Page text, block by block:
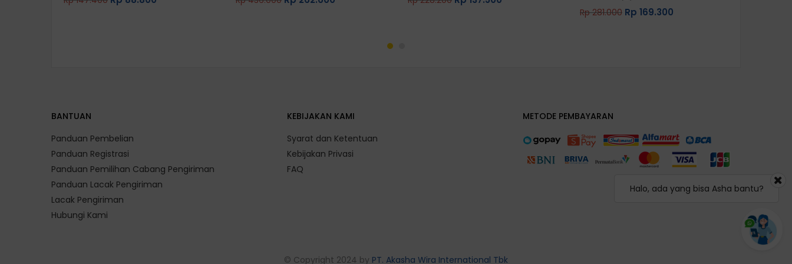
Rated5.00
Rp281.000 Rp 169.300
Halo, ada yang bisa Asha bantu?
BANTUAN
Panduan Pembelian
Panduan Registrasi
Panduan Pemilihan Cabang Pengiriman
Panduan Lacak Pengiriman
Lacak Pengiriman
Hubungi Kami
KEBIJAKAN KAMI
Syarat dan Ketentuan
Kebijakan Privasi
FAQ
METODE PEMBAYARAN
© Copyright 2024 by PT. Akasha Wira International Tbk